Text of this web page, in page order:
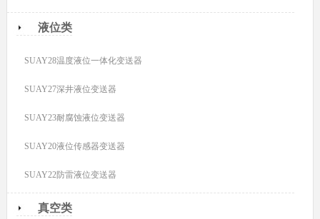
液位类
SUAY28温度液位一体化变送器
SUAY27深井液位变送器
SUAY23耐腐蚀液位变送器
SUAY20液位传感器变送器
SUAY22防雷液位变送器
真空类